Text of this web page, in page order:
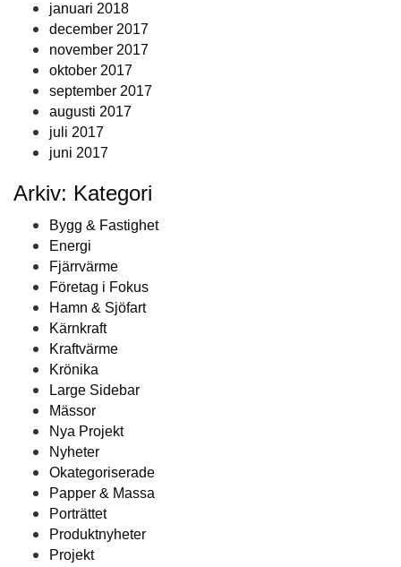
januari 2018
december 2017
november 2017
oktober 2017
september 2017
augusti 2017
juli 2017
juni 2017
Arkiv: Kategori
Bygg & Fastighet
Energi
Fjärrvärme
Företag i Fokus
Hamn & Sjöfart
Kärnkraft
Kraftvärme
Krönika
Large Sidebar
Mässor
Nya Projekt
Nyheter
Okategoriserade
Papper & Massa
Porträttet
Produktnyheter
Projekt